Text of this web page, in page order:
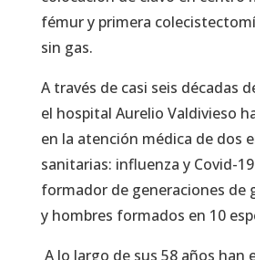
fémur y primera
sin gas.
A través de casi seis décadas
el hospital Aurelio Valdivieso
en la atención médica de dos
sanitarias: influenza y Covid-
formador de generaciones de
y hombres formados en 10
A lo largo de sus 58 años han